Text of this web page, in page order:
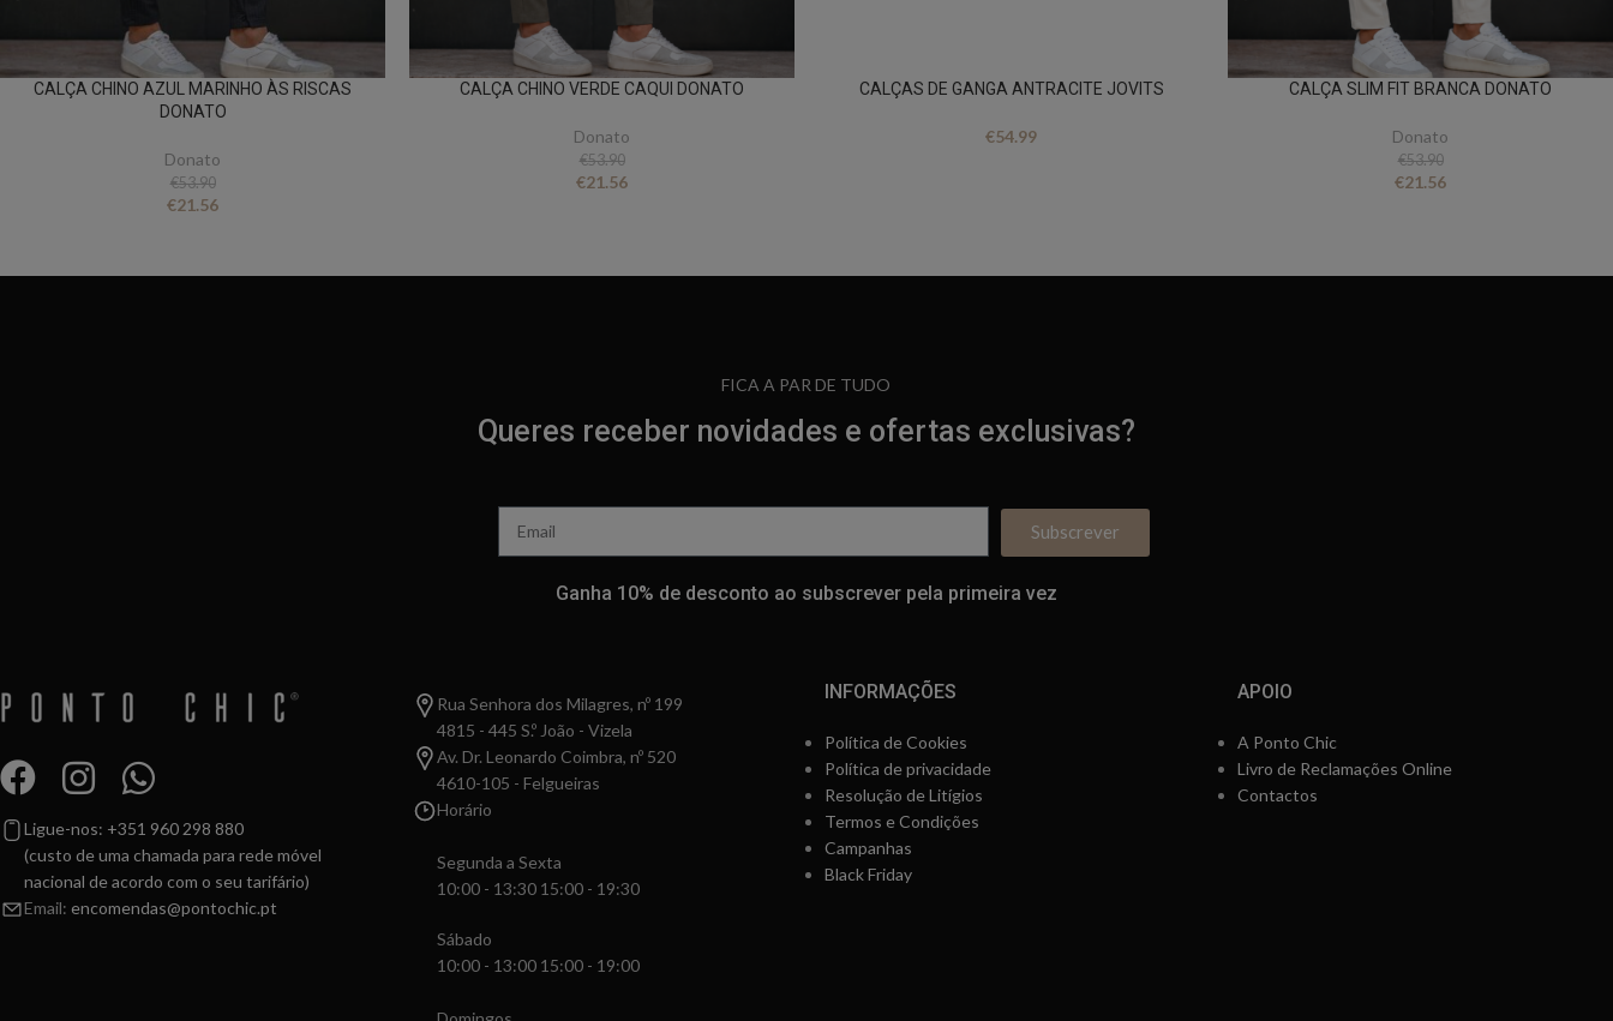
CALÇA CHINO AZUL MARINHO ÀS RISCAS
DONATO
Donato
€53.90
€21.56
CALÇA CHINO VERDE CAQUI DONATO
Donato
€53.90
€21.56
CALÇAS DE GANGA ANTRACITE JOVITS
€54.99
CALÇA SLIM FIT BRANCA DONATO
Donato
€53.90
€21.56
FICA A PAR DE TUDO
Queres receber novidades e ofertas exclusivas?
Subscrever
Ganha 10% de desconto ao subscrever pela primeira vez
Ligue-nos: +351 960 298 880
(custo de uma chamada para rede móvel
nacional de acordo com o seu tarifário)
Email: encomendas@pontochic.pt
Rua Senhora dos Milagres, nº 199
4815 - 445 S.º João - Vizela
Av. Dr. Leonardo Coimbra, nº 520
4610-105 - Felgueiras
Horário
Segunda a Sexta
10:00 - 13:30 15:00 - 19:30
Sábado
10:00 - 13:00 15:00 - 19:00
INFORMAÇÕES
Política de Cookies
Política de privacidade
Resolução de Litígios
Termos e Condições
Campanhas
Black Friday
APOIO
A Ponto Chic
Livro de Reclamações Online
Contactos